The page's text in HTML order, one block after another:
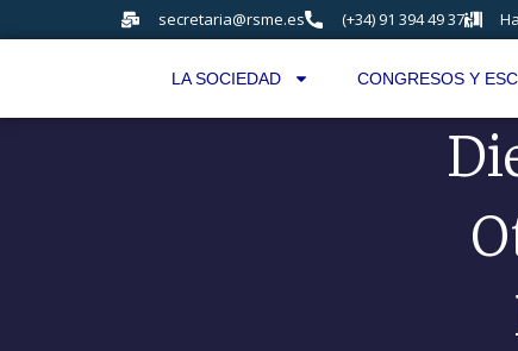
secretaria@rsme.es (+34) 91 394 49 37
LA SOCIEDAD CONGRESOS Y